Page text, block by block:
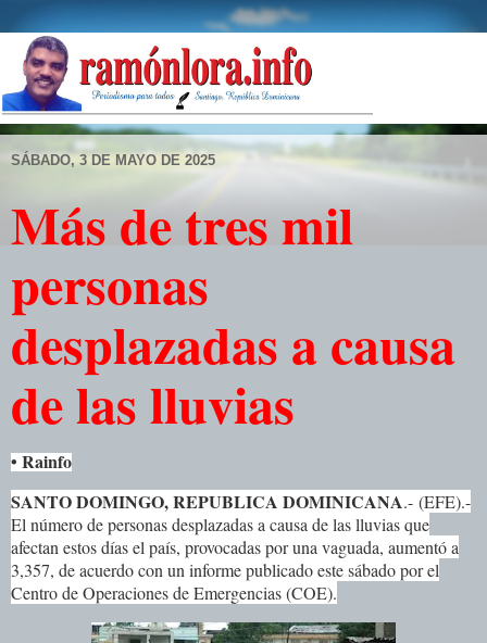
SÁBADO, 3 DE MAYO DE 2025
Más de tres mil
personas
desplazadas a causa
de las lluvias
• Rainfo
SANTO DOMINGO, REPUBLICA DOMINICANA.- (EFE).-
El número de personas desplazadas a causa de las lluvias que
afectan estos días el país, provocadas por una vaguada, aumentó a
3,357, de acuerdo con un informe publicado este sábado por el
Centro de Operaciones de Emergencias (COE).